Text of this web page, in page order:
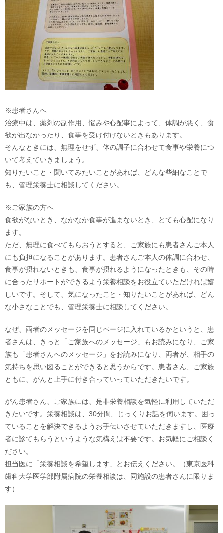
※患者さんへ
治療中は、薬剤の副作用、悩みや心配事によって、体調が悪く、食
欲が出なかったり、食事を受け付けないときもあります。
そんなときには、無理をせず、体の調子に合わせて食事や栄養につ
いて考えていきましょう。
知りたいこと・聞いてみたいことがあれば、どんな些細なことで
も、管理栄養士に相談してください。
※ご家族の方へ
食欲がないとき、なかなか食事が進まないとき、とても心配になり
ます。
ただ、無理に食べてもらおうとすると、ご家族にも患者さんご本人
にも負担になることがあります。患者さんご本人の体調に合わせ、
食事が摂れないときも、食事が摂れるようになったときも、その時
に合ったサポートができるよう栄養相談をお役立ていただければ嬉
しいです。そして、気になったこと・知りたいことがあれば、どん
な小さなことでも、管理栄養士に相談してください。
なぜ、両者のメッセージを同じページに入れているかというと、患
者さんは、きっと「ご家族へのメッセージ」もお読みになり、ご家
族も「患者さんへのメッセージ」をお読みになり、両者が、相手の
気持ちを思い図ることができると思うからです。患者さん、ご家族
ともに、がんと上手に付き合っていっていただきたいです。
がん患者さん、ご家族には、是非栄養相談を気軽に利用していただ
きたいです。栄養相談は、30分間、じっくりお話を伺います。困っ
ていることを解決できるようお手伝いさせていただきますし、医療
者に診てもらうというような気構えは不要です。お気軽にご相談く
ださい。
担当医に「栄養相談を希望します」とお伝えください。（東京医科
歯科大学医学部附属病院の栄養相談は、同施設の患者さんに限りま
す）